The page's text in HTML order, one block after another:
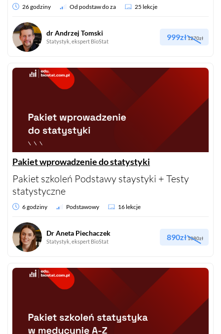
26 godziny Od podstaw do za 25 lekcje
dr Andrzej Tomski
Statystyk, ekspert BioStat 999zł1270zł
Pakiet wprowadzenie do statystyki
Pakiet szkoleń Podstawy staystyki + Testy
statystyczne
6 godziny Podstawowy 16 lekcje
Dr Aneta Piechaczek
Statystyk, ekspert BioStat 890zł1080zł